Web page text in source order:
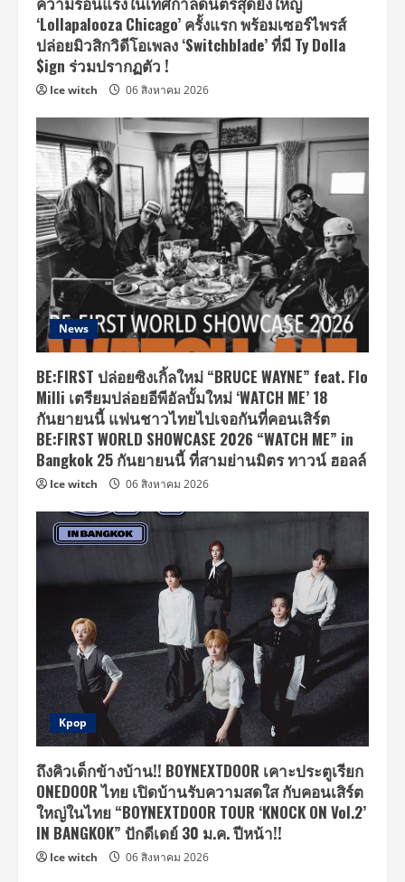
‘Lollapalooza Chicago’ ครั้งแรก พร้อมเซอร์ไพรส์
ปล่อยมิวสิกวิดีโอเพลง ‘Switchblade’ ที่มี Ty Dolla
$ign ร่วมปรากฏตัว !
Ice witch 06 สิงหาคม 2026
News
BE:FIRST ปล่อยซิงเกิ้ลใหม่ “BRUCE WAYNE” feat. Flo
Milli เตรียมปล่อยอีพีอัลบั้มใหม่ ‘WATCH ME’ 18
กันยายนนี้ แฟนชาวไทยไปเจอกันที่คอนเสิร์ต
BE:FIRST WORLD SHOWCASE 2026 “WATCH ME” in
Bangkok 25 กันยายนนี้ ที่สามย่านมิตร ทาวน์ ฮอลล์
Ice witch 06 สิงหาคม 2026
Kpop
ถึงคิวเด็กข้างบ้าน!! BOYNEXTDOOR เคาะประตูเรียก
ONEDOOR ไทย เปิดบ้านรับความสดใส กับคอนเสิร์ต
ใหญ่ในไทย “BOYNEXTDOOR TOUR ‘KNOCK ON Vol.2’
IN BANGKOK” ปักดีเดย์ 30 ม.ค. ปีหน้า!!
Ice witch 06 สิงหาคม 2026